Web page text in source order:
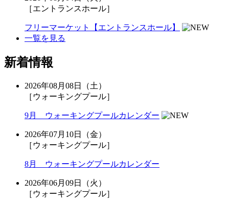
［エントランスホール］
フリーマーケット【エントランスホール】
一覧を見る
新着情報
2026年08月08日（土）
［ウォーキングプール］
9月 ウォーキングプールカレンダー
2026年07月10日（金）
［ウォーキングプール］
8月 ウォーキングプールカレンダー
2026年06月09日（火）
［ウォーキングプール］